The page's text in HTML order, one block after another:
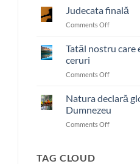
cu
Dumnezeu
prin
Judecata finală
Comments Offon
Tatăl nostru care
ceruri
Comments Offon
nostru
care
ești
în
Natura declară
Dumnezeu
Comments Offon
TAG CLOUD